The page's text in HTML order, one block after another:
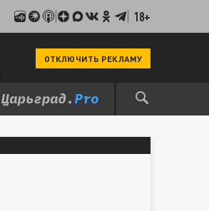
18+
ОТКЛЮЧИТЬ РЕКЛАМУ